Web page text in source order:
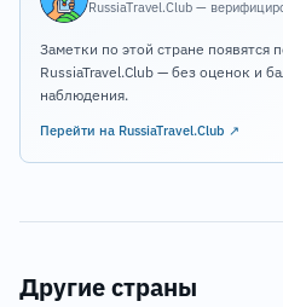
RussiaTravel.Club —
Заметки по этой стране появятся
RussiaTravel.Club — без оценок и
наблюдения.
Перейти на RussiaTravel.Club ↗
Другие страны